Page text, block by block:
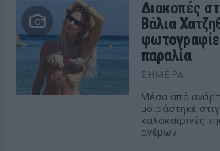
Διακοπές
Βάλια
παραλία
ΣΉΜΕΡΑ
Μέσα από
μοιράστηκε
καλοκαιρινές
ανέμων